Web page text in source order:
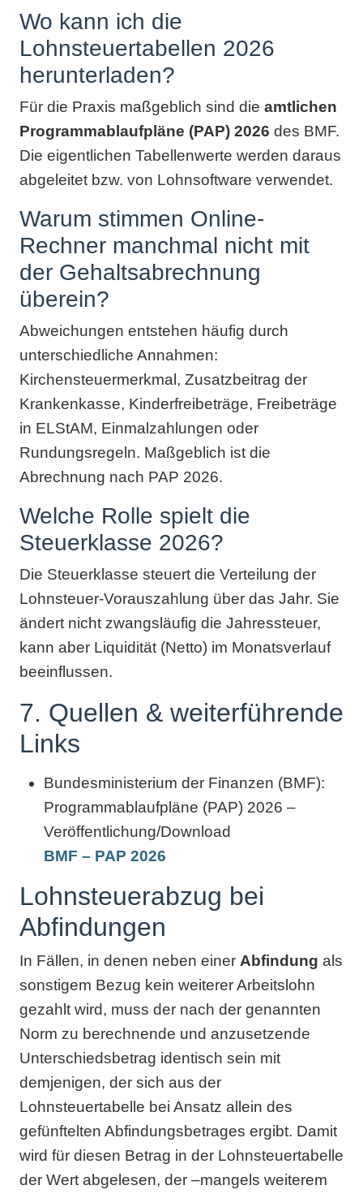
Wo kann ich die
Lohnsteuertabellen 2026
herunterladen?
Für die Praxis maßgeblich sind die amtlichen
Programmablaufpläne (PAP) 2026 des BMF.
Die eigentlichen Tabellenwerte werden daraus
abgeleitet bzw. von Lohnsoftware verwendet.
Warum stimmen Online-
Rechner manchmal nicht mit
der Gehaltsabrechnung
überein?
Abweichungen entstehen häufig durch
unterschiedliche Annahmen:
Kirchensteuermerkmal, Zusatzbeitrag der
Krankenkasse, Kinderfreibeträge, Freibeträge
in ELStAM, Einmalzahlungen oder
Rundungsregeln. Maßgeblich ist die
Abrechnung nach PAP 2026.
Welche Rolle spielt die
Steuerklasse 2026?
Die Steuerklasse steuert die Verteilung der
Lohnsteuer-Vorauszahlung über das Jahr. Sie
ändert nicht zwangsläufig die Jahressteuer,
kann aber Liquidität (Netto) im Monatsverlauf
beeinflussen.
7. Quellen & weiterführende
Links
Bundesministerium der Finanzen (BMF):
Programmablaufpläne (PAP) 2026 –
Veröffentlichung/Download
BMF – PAP 2026
Lohnsteuerabzug bei
Abfindungen
In Fällen, in denen neben einer Abfindung als
sonstigem Bezug kein weiterer Arbeitslohn
gezahlt wird, muss der nach der genannten
Norm zu berechnende und anzusetzende
Unterschiedsbetrag identisch sein mit
demjenigen, der sich aus der
Lohnsteuertabelle bei Ansatz allein des
gefünftelten Abfindungsbetrages ergibt. Damit
wird für diesen Betrag in der Lohnsteuertabelle
der Wert abgelesen, der –mangels weiterem